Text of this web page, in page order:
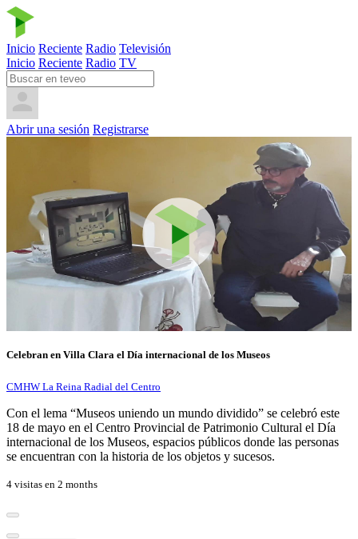
Inicio Reciente Radio Televisión
Inicio Reciente Radio TV
Abrir una sesión Registrarse
Celebran en Villa Clara el Día internacional de los Museos
CMHW La Reina Radial del Centro
Con el lema “Museos uniendo un mundo dividido” se celebró este
18 de mayo en el Centro Provincial de Patrimonio Cultural el Día
internacional de los Museos, espacios públicos donde las personas
se encuentran con la historia de los objetos y sucesos.
4 visitas en 2 months